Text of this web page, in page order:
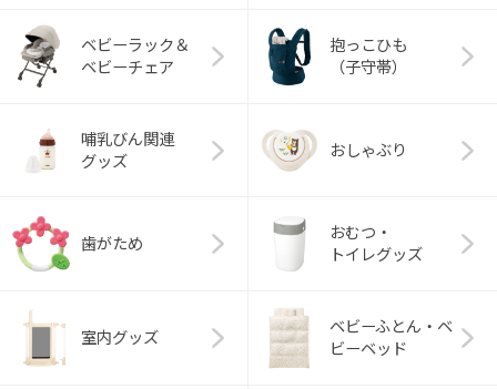
ベビーラック＆
ベビーチェア
抱っこひも
（子守帯）
哺乳びん関連
グッズ
おしゃぶり
歯がため
おむつ・
トイレグッズ
室内グッズ
ベビーふとん・ベ
ビーベッド